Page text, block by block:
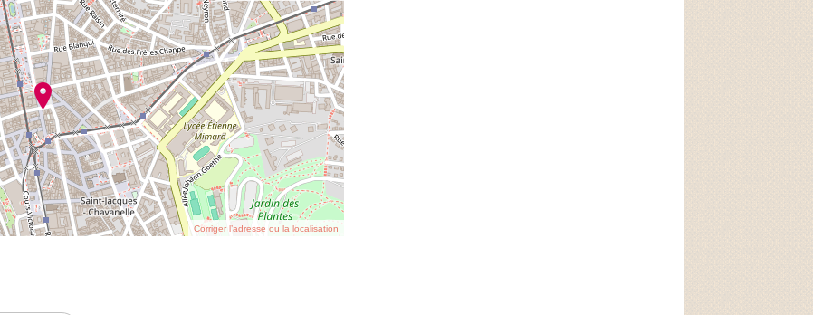
Corriger l’adresse ou la localisation